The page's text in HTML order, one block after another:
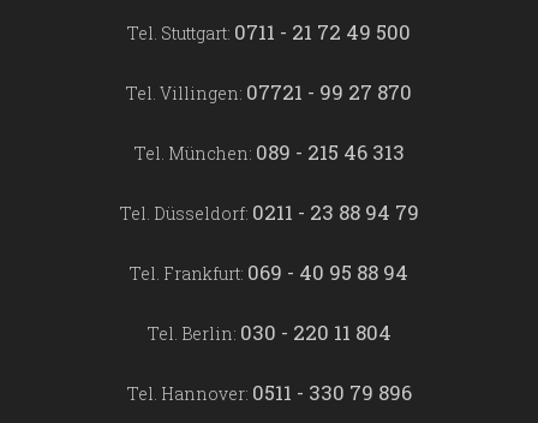
Tel. Stuttgart: 0711 - 21 72 49 500
Tel. Villingen: 07721 - 99 27 870
Tel. München: 089 - 215 46 313
Tel. Düsseldorf: 0211 - 23 88 94 79
Tel. Frankfurt: 069 - 40 95 88 94
Tel. Berlin: 030 - 220 11 804
Tel. Hannover: 0511 - 330 79 896